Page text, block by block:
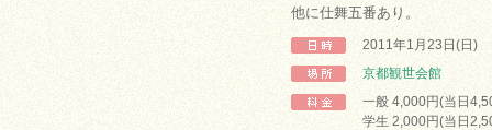
他に仕舞五番あり。
2011年1月23日(日)
京都観世会館
一般 4,000円(当日
学生 2,000円(当日